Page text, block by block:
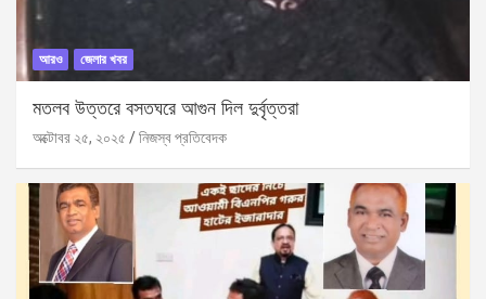
আরও জেলার খবর
মতলব উত্তরে বসতঘরে আগুন দিল দুর্বৃত্তরা
অক্টোবর ২৫, ২০২৫ নিজস্ব প্রতিবেদক